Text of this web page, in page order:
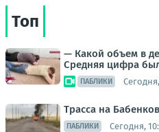
Топ
— Какой объем в
Средняя цифра
ПАБЛИКИ
Трасса на
ПАБЛИКИ Сегодня,